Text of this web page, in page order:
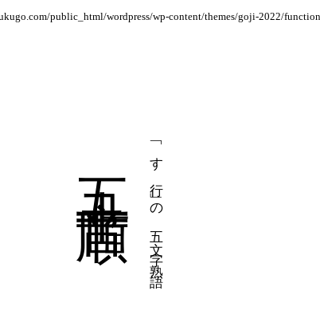
public_html/wordpress/wp-content/themes/goji-2022/
「す行」の五文字熟語